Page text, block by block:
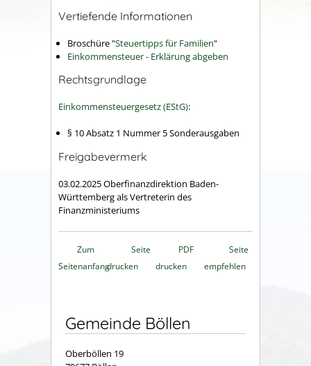
Vertiefende Informationen
Broschüre "Steuertipps für Familien"
Einkommensteuer - Erklärung abgeben
Rechtsgrundlage
Einkommensteuergesetz (EStG):
§ 10 Absatz 1 Nummer 5Sonderausgaben
Freigabevermerk
03.02.2025Oberfinanzdirektion Baden-
Württemberg als Vertreterin des
Finanzministeriums
Zum
Seitenanfang
Seite
drucken
PDF
drucken
Seite
empfehlen
Gemeinde Böllen
Oberböllen 19